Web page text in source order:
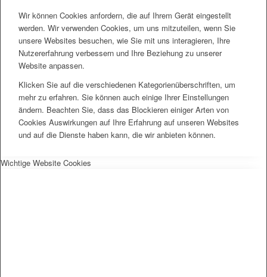
Wir können Cookies anfordern, die auf Ihrem Gerät eingestellt
werden. Wir verwenden Cookies, um uns mitzuteilen, wenn Sie
unsere Websites besuchen, wie Sie mit uns interagieren, Ihre
Nutzererfahrung verbessern und Ihre Beziehung zu unserer
Website anpassen.
Klicken Sie auf die verschiedenen Kategorienüberschriften, um
mehr zu erfahren. Sie können auch einige Ihrer Einstellungen
ändern. Beachten Sie, dass das Blockieren einiger Arten von
Cookies Auswirkungen auf Ihre Erfahrung auf unseren Websites
und auf die Dienste haben kann, die wir anbieten können.
Wichtige Website Cookies